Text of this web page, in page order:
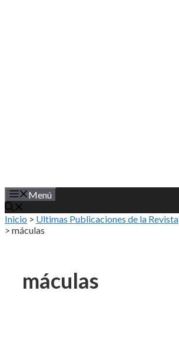
Menú
Inicio > Ultimas Publicaciones de la Revista
> máculas
máculas